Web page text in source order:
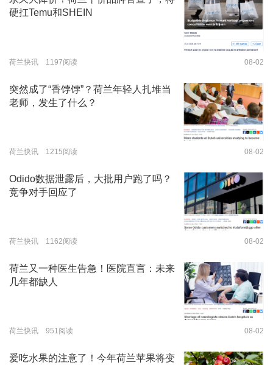
硬扛Temu和SHEIN
荷兰快讯 1197阅读 08-02
突然成了“香饽饽”？荷兰年轻人扎堆当
老师，发生了什么？
荷兰快讯 1215阅读 08-02
Odido数据泄露后，大批用户跑了吗？
竞争对手回应了
荷兰快讯 1162阅读 08-02
荷兰又一种医生告急！医院直言：未来
几年都缺人
荷兰快讯 951阅读 08-02
爱吃水果的注意了！今年荷兰苹果将变